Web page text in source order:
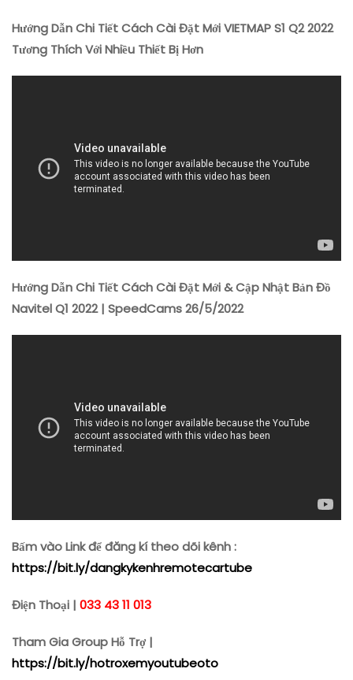
Hướng Dẫn Chi Tiết Cách Cài Đặt Mới VIETMAP S1 Q2 2022
Tương Thích Với Nhiều Thiết Bị Hơn
Hướng Dẫn Chi Tiết Cách Cài Đặt Mới & Cập Nhật Bản Đồ
Navitel Q1 2022 | SpeedCams 26/5/2022
Bấm vào Link để đăng kí theo dõi kênh :
https://bit.ly/dangkykenhremotecartube
Điện Thoại | 033 43 11 013
Tham Gia Group Hỗ Trợ |
https://bit.ly/hotroxemyoutubeoto